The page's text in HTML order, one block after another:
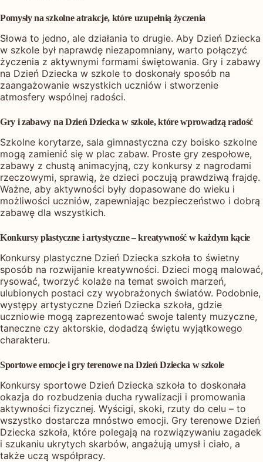
Pomysły na szkolne atrakcje, które uzupełnią życzenia
Słowa to jedno, ale działania to drugie. Aby Dzień Dziecka
w szkole był naprawdę niezapomniany, warto połączyć
życzenia z aktywnymi formami świętowania. Gry i zabawy
na Dzień Dziecka w szkole to doskonały sposób na
zaangażowanie wszystkich uczniów i stworzenie
atmosfery wspólnej radości.
Gry i zabawy na Dzień Dziecka w szkole, które wprowadzą radość
Szkolne korytarze, sala gimnastyczna czy boisko szkolne
mogą zamienić się w plac zabaw. Proste gry zespołowe,
zabawy z chustą animacyjną, czy konkursy z nagrodami
rzeczowymi, sprawią, że dzieci poczują prawdziwą frajdę.
Ważne, aby aktywności były dopasowane do wieku i
możliwości uczniów, zapewniając bezpieczeństwo i dobrą
zabawę dla wszystkich.
Konkursy plastyczne i artystyczne – kreatywność w każdym kącie
Konkursy plastyczne Dzień Dziecka szkoła to świetny
sposób na rozwijanie kreatywności. Dzieci mogą malować,
rysować, tworzyć kolaże na temat swoich marzeń,
ulubionych postaci czy wyobrażonych światów. Podobnie,
występy artystyczne Dzień Dziecka szkoła, gdzie
uczniowie mogą zaprezentować swoje talenty muzyczne,
taneczne czy aktorskie, dodadzą świętu wyjątkowego
charakteru.
Sportowe emocje i gry terenowe na Dzień Dziecka w szkole
Konkursy sportowe Dzień Dziecka szkoła to doskonała
okazja do rozbudzenia ducha rywalizacji i promowania
aktywności fizycznej. Wyścigi, skoki, rzuty do celu – to
wszystko dostarcza mnóstwo emocji. Gry terenowe Dzień
Dziecka szkoła, które polegają na rozwiązywaniu zagadek
i szukaniu ukrytych skarbów, angażują umysł i ciało, a
także uczą współpracy.